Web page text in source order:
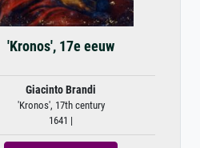
'Kronos', 17e eeuw
Giacinto Brandi
'Kronos', 17th century
1641 |